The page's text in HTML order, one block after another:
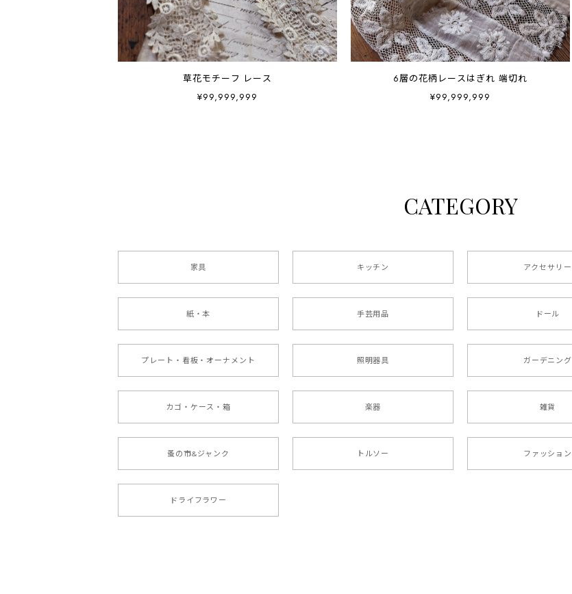
草花モチーフ レース
¥99,999,999
6層の花柄レースはぎれ 端切れ
¥99,999,999
CATEGORY
家具 キッチン アクセサリー
紙・本 手芸用品 ドール
プレート・看板・オーナメント 照明器具 ガーデニング
カゴ・ケース・箱 楽器 雑貨
蚤の市&ジャンク トルソー ファッション
ドライフラワー